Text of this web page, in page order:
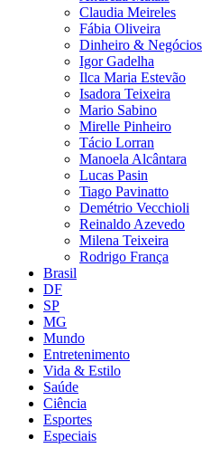
Claudia Meireles
Fábia Oliveira
Dinheiro & Negócios
Igor Gadelha
Ilca Maria Estevão
Isadora Teixeira
Mario Sabino
Mirelle Pinheiro
Tácio Lorran
Manoela Alcântara
Lucas Pasin
Tiago Pavinatto
Demétrio Vecchioli
Reinaldo Azevedo
Milena Teixeira
Rodrigo França
Brasil
DF
SP
MG
Mundo
Entretenimento
Vida & Estilo
Saúde
Ciência
Esportes
Especiais